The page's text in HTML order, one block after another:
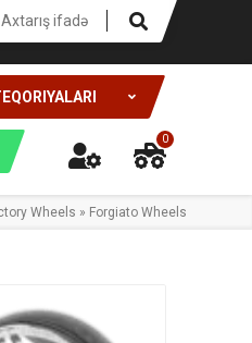
0
Wheels » Forgiato Wheels